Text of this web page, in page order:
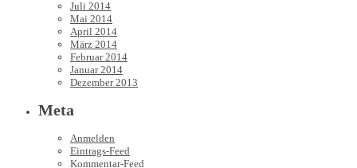
Juli 2014
Mai 2014
April 2014
März 2014
Februar 2014
Januar 2014
Dezember 2013
Meta
Anmelden
Eintrags-Feed
Kommentar-Feed